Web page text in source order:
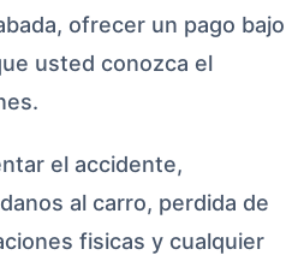
ofrecer un pago bajo
usted conozca el
el accidente,
al carro, perdida de
fisicas y cualquier